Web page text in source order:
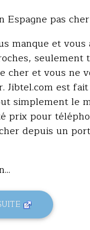
Espagne pas cher
manque et vous
seulement
cher et vous ne
Jibtel.com est
simplement le
prix pour
depuis un